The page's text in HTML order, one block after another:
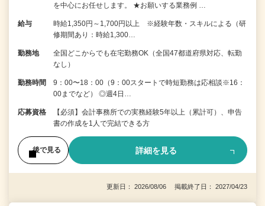
を中⼼にお任せします。 ★お願いする業務例 …
給与
時給1,350円～1,700円以上 ※経験年数・スキルによる（研
修期間あり：時給1,300…
勤務地
全国どこからでも在宅勤務OK（全国47都道府県対応、転勤
なし）
勤務時間
9：00〜18：00（9：00スタートで時短勤務は応相談※16：
00までなど） ◎週4日…
応募資格
【必須】会計事務所での実務経験5年以上（累計可）、申告
書の作成を1人で完結できる方
後で見る 詳細を見る
更新日： 2026/08/06 掲載終了日： 2027/04/23